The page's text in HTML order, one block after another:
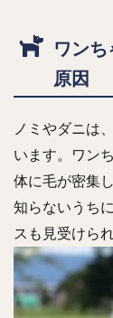
ワン
原因
ノミやダニは
います。ワン
体に毛が密集
知らないうち
スも見受けら